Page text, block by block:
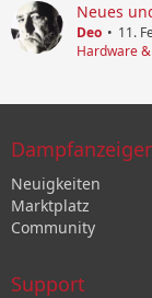
Neues
Deo
11.
Hardware
Neuigkeiten
Marktplatz
Community
Support